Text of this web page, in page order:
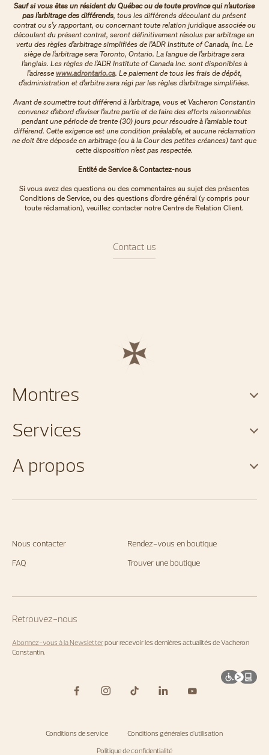
Sauf si vous êtes un résident du Québec ou de toute province qui n’autorise
pas l’arbitrage des différends, tous les différends découlant du présent
contrat ou s’y rapportant, ou concernant toute relation juridique associée ou
découlant du présent contrat, seront définitivement résolus par arbitrage en
vertu des règles d’arbitrage simplifiées de l’ADR Institute of Canada, Inc. Le
siège de l’arbitrage sera Toronto, Ontario. La langue de l’arbitrage sera
l’anglais. Les règles de l’ADR Institute of Canada Inc. sont disponibles à
l’adresse www.adrontario.ca. Le paiement de tous les frais de dépôt,
d’administration et d’arbitre sera régi par les règles d’arbitrage simplifiées.
Avant de soumettre tout différend à l’arbitrage, vous et Vacheron Constantin
convenez d’abord d’aviser l’autre partie et de faire des efforts raisonnables
pendant une période de trente (30) jours pour résoudre à l’amiable tout
différend. Cette exigence est une condition préalable, et aucune réclamation
ne doit être déposée en arbitrage (ou à la Cour des petites créances) tant que
cette disposition n’est pas respectée.
Entité de Service & Contactez-nous
Si vous avez des questions ou des commentaires au sujet des présentes
Conditions de Service, ou des questions d’ordre général (y compris pour
toute réclamation), veuillez contacter notre Centre de Relation Client.
Contact us
Nous contacter
Rendez-vous en boutique
FAQ
Trouver une boutique
Retrouvez-nous
Abonnez-vous à la Newsletterpour recevoir les dernières actualités de Vacheron
Constantin.
Montres
Services
A propos
Conditions de service
Conditions générales d'utilisation
Politique de confidentialité